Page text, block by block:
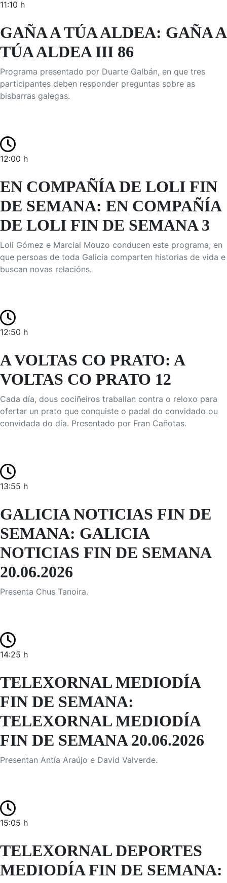
11:10 h
GAÑA A TÚA ALDEA: GAÑA A
TÚA ALDEA III 86
Programa presentado por Duarte Galbán, en que tres
participantes deben responder preguntas sobre as
bisbarras galegas.
12:00 h
EN COMPAÑÍA DE LOLI FIN
DE SEMANA: EN COMPAÑÍA
DE LOLI FIN DE SEMANA 3
Loli Gómez e Marcial Mouzo conducen este programa, en
que persoas de toda Galicia comparten historias de vida e
buscan novas relacións.
12:50 h
A VOLTAS CO PRATO: A
VOLTAS CO PRATO 12
Cada día, dous cociñeiros traballan contra o reloxo para
ofertar un prato que conquiste o padal do convidado ou
convidada do día. Presentado por Fran Cañotas.
13:55 h
GALICIA NOTICIAS FIN DE
SEMANA: GALICIA
NOTICIAS FIN DE SEMANA
20.06.2026
Presenta Chus Tanoira.
14:25 h
TELEXORNAL MEDIODÍA
FIN DE SEMANA:
TELEXORNAL MEDIODÍA
FIN DE SEMANA 20.06.2026
Presentan Antía Araújo e David Valverde.
15:05 h
TELEXORNAL DEPORTES
MEDIODÍA FIN DE SEMANA: